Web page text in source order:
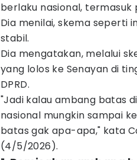
berlaku nasional, termasuk
Dia menilai, skema seperti
stabil.
Dia mengatakan, melalui
yang lolos ke Senayan di
DPRD.
"Jadi kalau ambang batas
nasional mungkin sampai
batas gak apa-apa," kata
(4/5/2026).